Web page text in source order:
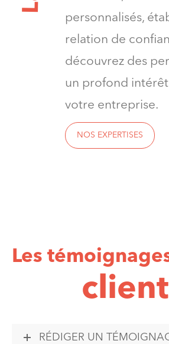
L
personnalisés,
relation de
découvrez des
un profond
votre entreprise.
NOS EXPERTISES
Les
RÉDIGER UN